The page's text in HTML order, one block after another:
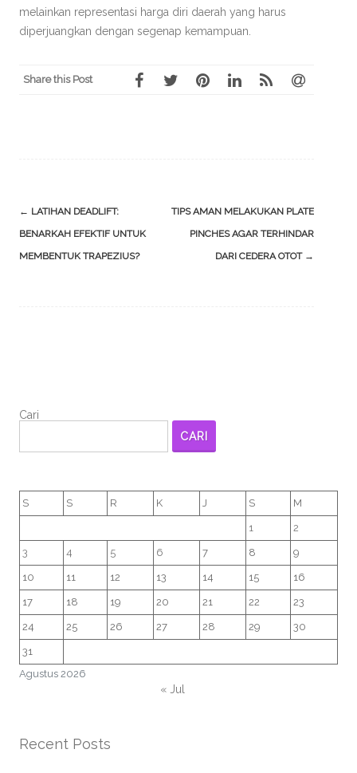
melainkan representasi harga diri daerah yang harus
diperjuangkan dengan segenap kemampuan.
Share this Post
Post
navigation
← LATIHAN DEADLIFT:
BENARKAH EFEKTIF UNTUK
MEMBENTUK TRAPEZIUS?
TIPS AMAN MELAKUKAN PLATE
PINCHES AGAR TERHINDAR
DARI CEDERA OTOT →
Cari
CARI
Agustus 2026
S S R K J S M
1 2
3 4 5 6 7 8 9
10 11 12 13 14 15 16
17 18 19 20 21 22 23
24 25 26 27 28 29 30
31
« Jul
Recent Posts